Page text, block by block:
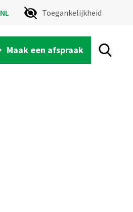
NL Toegankelijkheid
Maak een afspraak